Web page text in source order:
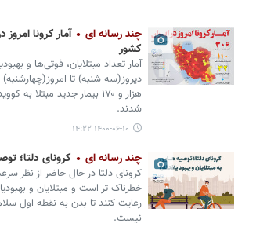
چند رسانه ای
کشور
شدند.
۱۴۰۰-۰۶-۱۰ ۱۴:۲۲
چند رسانه ای کرونای دلتا؛
خطرناک تر است و مبتلایان و
رعایت کنند تا بدن به نقطه اول
نیست.